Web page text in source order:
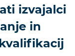
izvajalci
in